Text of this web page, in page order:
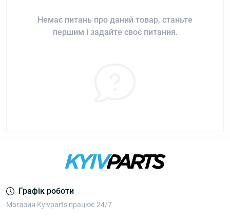
Немає питань про даний товар, станьте
першим і задайте своє питання.
Графік роботи
Магазин Kyivparts працює 24/7